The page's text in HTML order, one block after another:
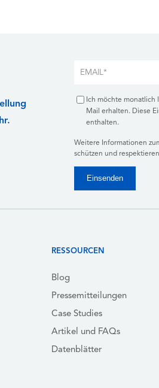
Ich möchte
Mail erhalten. Diese
enthalten.
Weitere Informationen
schützen und
RESSOURCEN
Blog
Pressemitteilungen
Case Studies
Artikel und FAQs
Datenblätter